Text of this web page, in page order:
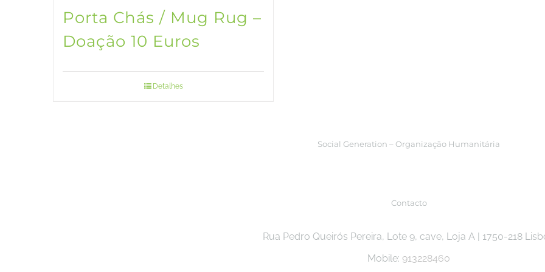
Porta Chás / Mug Rug –
Doação 10 Euros
Detalhes
Social Generation – Organização Humanitária
Contacto
Rua Pedro Queirós Pereira, Lote 9, cave, Loja A | 1750-218
Mobile: 913228460